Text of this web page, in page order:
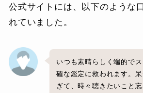
公式サイトには、以下のような
れていました。
いつも素晴らしく端的で
確な鑑定に救われます。
ぎて、時々聴きたいこと